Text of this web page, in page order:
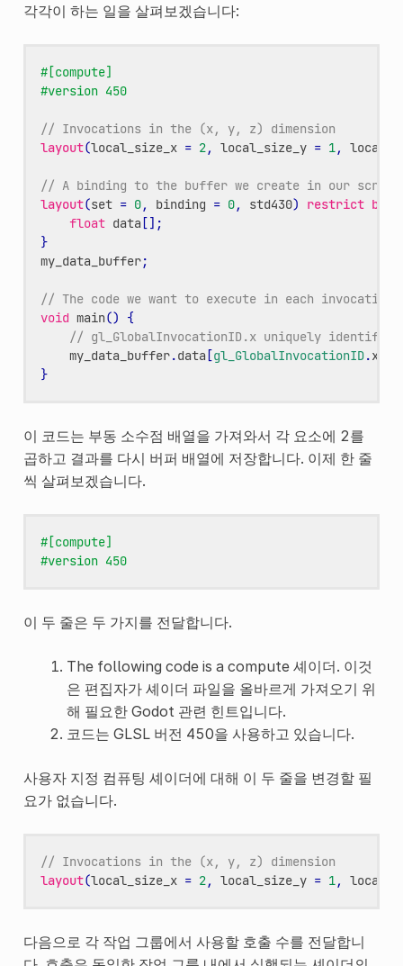
각각이 하는 일을 살펴보겠습니다:
#[compute]
#version 450
// Invocations in the (x, y, z) dimension
layout(local_size_x = 2, local_size_y = 1,
// A binding to the buffer we create in our script
layout(set = 0, binding = 0, std430) restrict
float data[];
}
my_data_buffer;
// The code we want to execute in each invocation
void main()
{
// gl_GlobalInvocationID.x uniquely
my_data_buffer.data[gl_GlobalInvocationID.x
}
이 코드는 부동 소수점 배열을 가져와서 각 요소에 2를
곱하고 결과를 다시 버퍼 배열에 저장합니다. 이제 한 줄
씩 살펴보겠습니다.
#[compute]
#version 450
이 두 줄은 두 가지를 전달합니다.
The following code is a compute 셰이더. 이것
은 편집자가 셰이더 파일을 올바르게 가져오기 위
해 필요한 Godot 관련 힌트입니다.
코드는 GLSL 버전 450을 사용하고 있습니다.
사용자 지정 컴퓨팅 셰이더에 대해 이 두 줄을 변경할 필
요가 없습니다.
// Invocations in the (x, y, z) dimension
layout(local_size_x = 2, local_size_y = 1,
다음으로 각 작업 그룹에서 사용할 호출 수를 전달합니